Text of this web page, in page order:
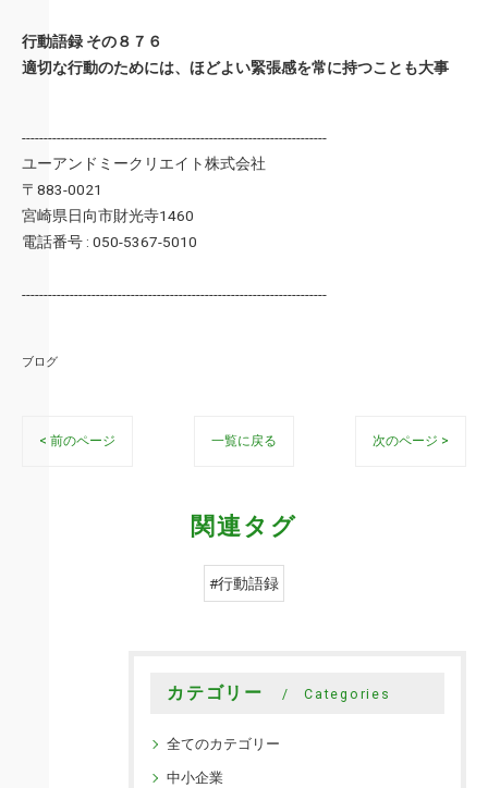
行動語録 その８７６
適切な行動のためには、ほどよい緊張感を常に持つことも大事
----------------------------------------------------------------------
ユーアンドミークリエイト株式会社
〒883-0021
宮崎県日向市財光寺1460
電話番号 : 050-5367-5010
----------------------------------------------------------------------
ブログ
< 前のページ 一覧に戻る 次のページ >
関連タグ
#行動語録
カテゴリー Categories
全てのカテゴリー
中小企業